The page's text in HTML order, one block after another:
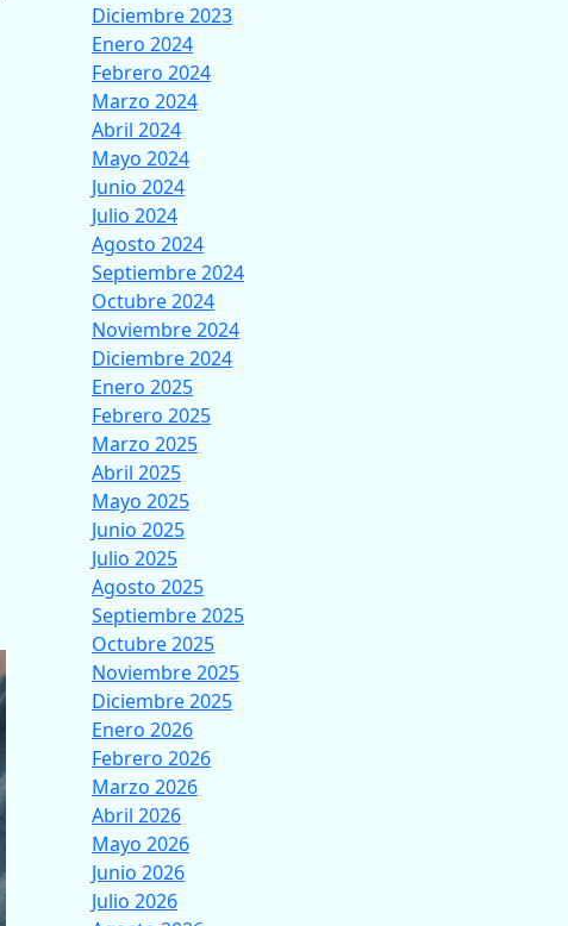
Diciembre 2023
Enero 2024
Febrero 2024
Marzo 2024
Abril 2024
Mayo 2024
Junio 2024
Julio 2024
Agosto 2024
Septiembre 2024
Octubre 2024
Noviembre 2024
Diciembre 2024
Enero 2025
Febrero 2025
Marzo 2025
Abril 2025
Mayo 2025
Junio 2025
Julio 2025
Agosto 2025
Septiembre 2025
Octubre 2025
Noviembre 2025
Diciembre 2025
Enero 2026
Febrero 2026
Marzo 2026
Abril 2026
Mayo 2026
Junio 2026
Julio 2026